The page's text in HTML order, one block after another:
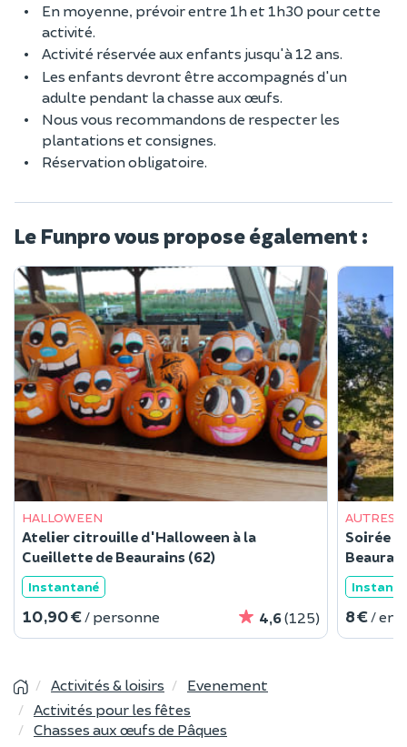
En moyenne, prévoir entre 1h et 1h30 pour cette
activité.
Activité réservée aux enfants jusqu'à 12 ans.
Les enfants devront être accompagnés d'un
adulte pendant la chasse aux œufs.
Nous vous recommandons de respecter les
plantations et consignes.
Réservation obligatoire.
Le Funpro vous propose également :
HALLOWEEN
Atelier citrouille d'Halloween à la
Cueillette de Beaurains (62)
Instantané
10,90 € / personne 4,6(125)
AUTRES
Soirée
8 € /
Activités & loisirs
Evenement
Activités pour les fêtes
Chasses aux œufs de Pâques